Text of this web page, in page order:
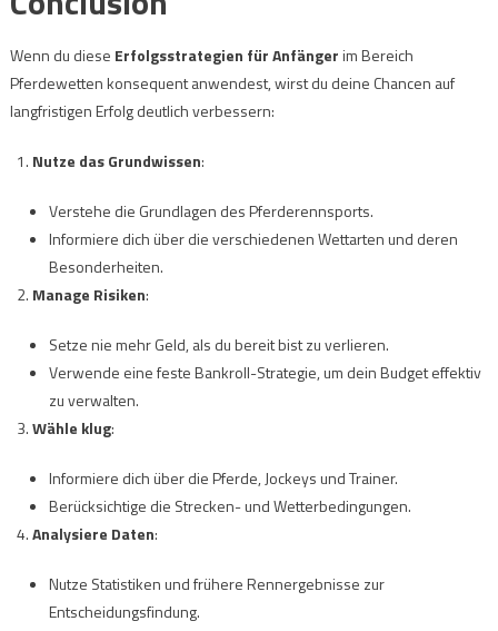
Wenn du diese Erfolgsstrategien für Anfängerim Bereich
Pferdewetten konsequent anwendest, wirst du deine Chancen auf
langfristigen Erfolg deutlich verbessern:
Nutze das Grundwissen:
Verstehe die Grundlagen des Pferderennsports.
Informiere dich über die verschiedenen Wettarten und deren
Besonderheiten.
Manage Risiken:
Setze nie mehr Geld, als du bereit bist zu verlieren.
Verwende eine feste Bankroll-Strategie, um dein Budget effektiv
zu verwalten.
Wähle klug:
Informiere dich über die Pferde, Jockeys und Trainer.
Berücksichtige die Strecken- und Wetterbedingungen.
Analysiere Daten:
Nutze Statistiken und frühere Rennergebnisse zur
Entscheidungsfindung.